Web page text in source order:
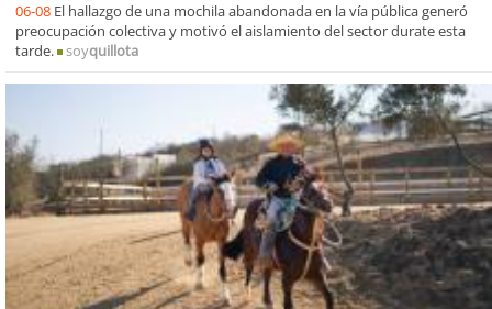
06-08 El hallazgo de una mochila abandonada en la vía pública generó
preocupación colectiva y motivó el aislamiento del sector durate esta
tarde.
soyquillota